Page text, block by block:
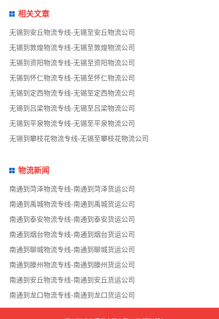
相关文章
无锡到安丘物流专线-无锡至安丘物流公司
无锡到敦煌物流专线-无锡至敦煌物流公司
无锡到资阳物流专线-无锡至资阳物流公司
无锡到怀仁物流专线-无锡至怀仁物流公司
无锡到定西物流专线-无锡至定西物流公司
无锡到吕梁物流专线-无锡至吕梁物流公司
无锡到平泉物流专线-无锡至平泉物流公司
无锡到攀枝花物流专线-无锡至攀枝花物流公司
物流新闻
南通到菏泽物流专线-南通到菏泽货运公司
南通到禹城物流专线-南通到禹城货运公司
南通到泰安物流专线-南通到泰安货运公司
南通到烟台物流专线-南通到烟台货运公司
南通到聊城物流专线-南通到聊城货运公司
南通到滕州物流专线-南通到滕州货运公司
南通到安丘物流专线-南通到安丘货运公司
南通到龙口物流专线-南通到龙口货运公司